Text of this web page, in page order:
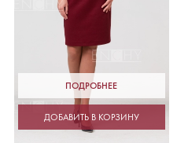
ПОДРОБНЕЕ
ДОБАВИТЬ В КОРЗИНУ